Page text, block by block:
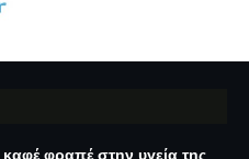
φραπέ στην υγεία της